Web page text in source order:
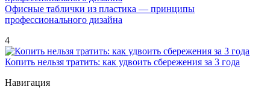
Офисные таблички из пластика — принципы
профессионального дизайна
4
Копить нельзя тратить: как удвоить сбережения за 3 года
Навигация